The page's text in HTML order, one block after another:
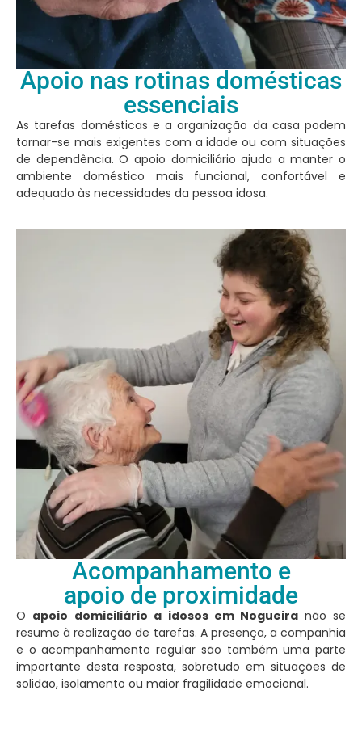
Apoio nas rotinas domésticas
essenciais
As tarefas domésticas e a organização da casa podem
tornar-se mais exigentes com a idade ou com situações
de dependência. O apoio domiciliário ajuda a manter o
ambiente doméstico mais funcional, confortável e
adequado às necessidades da pessoa idosa.
Acompanhamento e
apoio de proximidade
O apoio domiciliário a idosos em Nogueira não se
resume à realização de tarefas. A presença, a companhia
e o acompanhamento regular são também uma parte
importante desta resposta, sobretudo em situações de
solidão, isolamento ou maior fragilidade emocional.